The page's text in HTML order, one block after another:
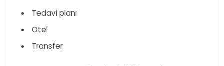
​ Tedavi planı
​ Otel
​ Transfer